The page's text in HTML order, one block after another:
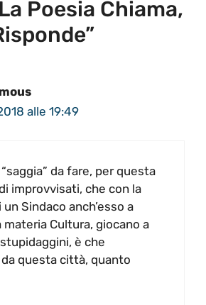
Poesia Chiama,
alle 19:49
“saggia” da fare, per questa
improvvisati, che con la
Sindaco anch’esso a
materia Cultura, giocano a
è che
questa città, quanto